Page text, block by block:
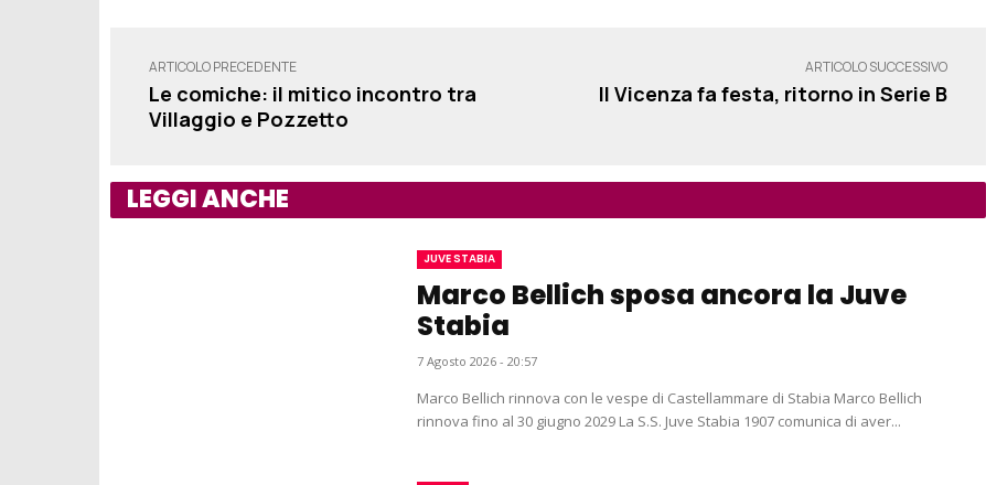
ARTICOLO PRECEDENTE
Le comiche: il mitico incontro tra
Villaggio e Pozzetto
ARTICOLO SUCCESSIVO
Il Vicenza fa festa, ritorno in Serie B
LEGGI ANCHE
JUVE STABIA
Marco Bellich sposa ancora la Juve
Stabia
7 Agosto 2026 - 20:57
Marco Bellich rinnova con le vespe di Castellammare di Stabia Marco Bellich
rinnova fino al 30 giugno 2029 La S.S. Juve Stabia 1907 comunica di aver...